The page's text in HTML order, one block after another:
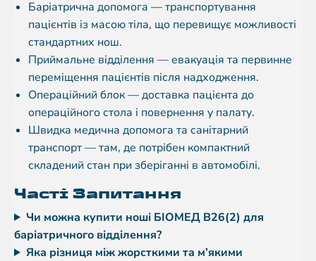
Баріатрична допомога — транспортування
пацієнтів із масою тіла, що перевищує можливості
стандартних нош.
Приймальне відділення — евакуація та первинне
переміщення пацієнтів після надходження.
Операційний блок — доставка пацієнта до
операційного стола і повернення у палату.
Швидка медична допомога та санітарний
транспорт — там, де потрібен компактний
складений стан при зберіганні в автомобілі.
Часті Запитання
Чи можна купити ноші БІОМЕД B26(2) для
баріатричного відділення?
Яка різниця між жорсткими та м’якими